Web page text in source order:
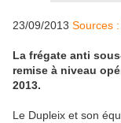
23/09/2013 Sources
La frégate anti
remise à niveau
2013.
Le Dupleix et son